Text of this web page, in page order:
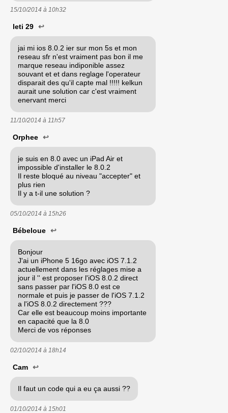
15/10/2014 à 10h32
leti 29 ↩
jai mi ios 8.0.2 ier sur mon 5s et mon
reseau sfr n'est vraiment pas bon il me
marque reseau indiponible assez
souvant et et dans reglage l'operateur
disparait des qu'il capte mal !!!!! kelkun
aurait une solution car c'est vraiment
enervant merci
11/10/2014 à 11h57
Orphee ↩
je suis en 8.0 avec un iPad Air et
impossible d'installer le 8.0.2
Il reste bloqué au niveau "accepter" et
plus rien
Il y a t-il une solution ?
05/10/2014 à 15h26
Bébeloue ↩
Bonjour
J'ai un iPhone 5 16go avec iOS 7.1.2
actuellement dans les réglages mise a
jour il '' est proposer l'iOS 8.0.2 direct
sans passer par l'iOS 8.0 est ce
normale et puis je passer de l'iOS 7.1.2
a l'iOS 8.0.2 directement ???
Car elle est beaucoup moins importante
en capacité que la 8.0
Merci de vos réponses
02/10/2014 à 18h14
Cam ↩
Il faut un code qui a eu ça aussi ??
01/10/2014 à 15h01